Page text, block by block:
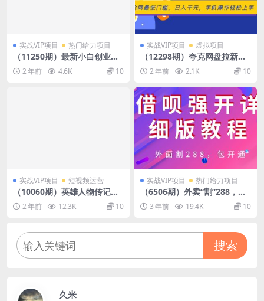
实战VIP项目 热门给力项目
（11250期）最新小白创业翻
身项目，每天1个小时就能月
入1万+，0门槛，一部手机就
2 年前 4.6K 10
实战VIP项目 虚拟项目
（12298期）夸克网盘拉新实
战营：全网最低门槛，日入千
元，手机操作轻松上手
2 年前 2.1K 10
实战VIP项目 短视频运营
（10060期）英雄人物传记解
说，每天轻松两三百，各个平
台流量通吃，轻松破百万播放
2 年前 12.3K 10
实战VIP项目 热门给力项目
（6506期）外卖“割”288，借
呗强开详细完整版教程！
3 年前 19.4K 10
搜索
久米